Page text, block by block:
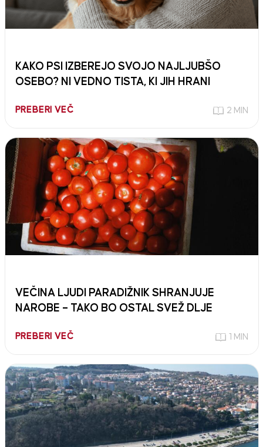
KAKO PSI IZBEREJO SVOJO NAJLJUBŠO
OSEBO? NI VEDNO TISTA, KI JIH HRANI
PREBERI VEČ 2 MIN
VEČINA LJUDI PARADIŽNIK SHRANJUJE
NAROBE – TAKO BO OSTAL SVEŽ DLJE
PREBERI VEČ 1 MIN